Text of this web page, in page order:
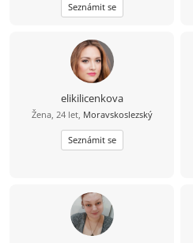
Seznámit se
elikilicenkova
Žena, 24 let, Moravskoslezský
Seznámit se